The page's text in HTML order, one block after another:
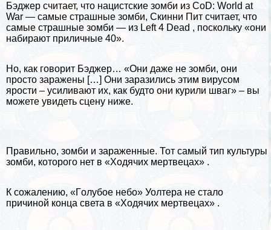
Бэджер считает, что нацистские зомби из CoD: World at
War — самые страшные зомби, Скинни Пит считает, что
самые страшные зомби — из Left 4 Dead , поскольку «они
набирают приличные 40».
Но, как говорит Бэджер… «Они даже не зомби, они
просто заражены […] Они заразились этим вирусом
ярости – усиливают их, как будто они курили шваг» – вы
можете увидеть сцену ниже.
Правильно, зомби и зараженные. Тот самый тип культуры
зомби, которого нет в «Ходячих мертвецах» .
К сожалению, «Гoлyбое небо» Уолтера не стало
причиной конца света в «Ходячих мертвецах» .